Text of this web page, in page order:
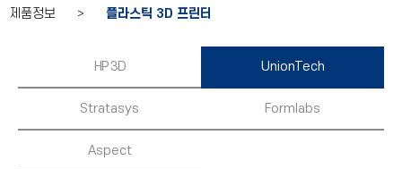
제품정보 > 플라스틱 3D 프린터
HP 3D UnionTech
Stratasys Formlabs
Aspect